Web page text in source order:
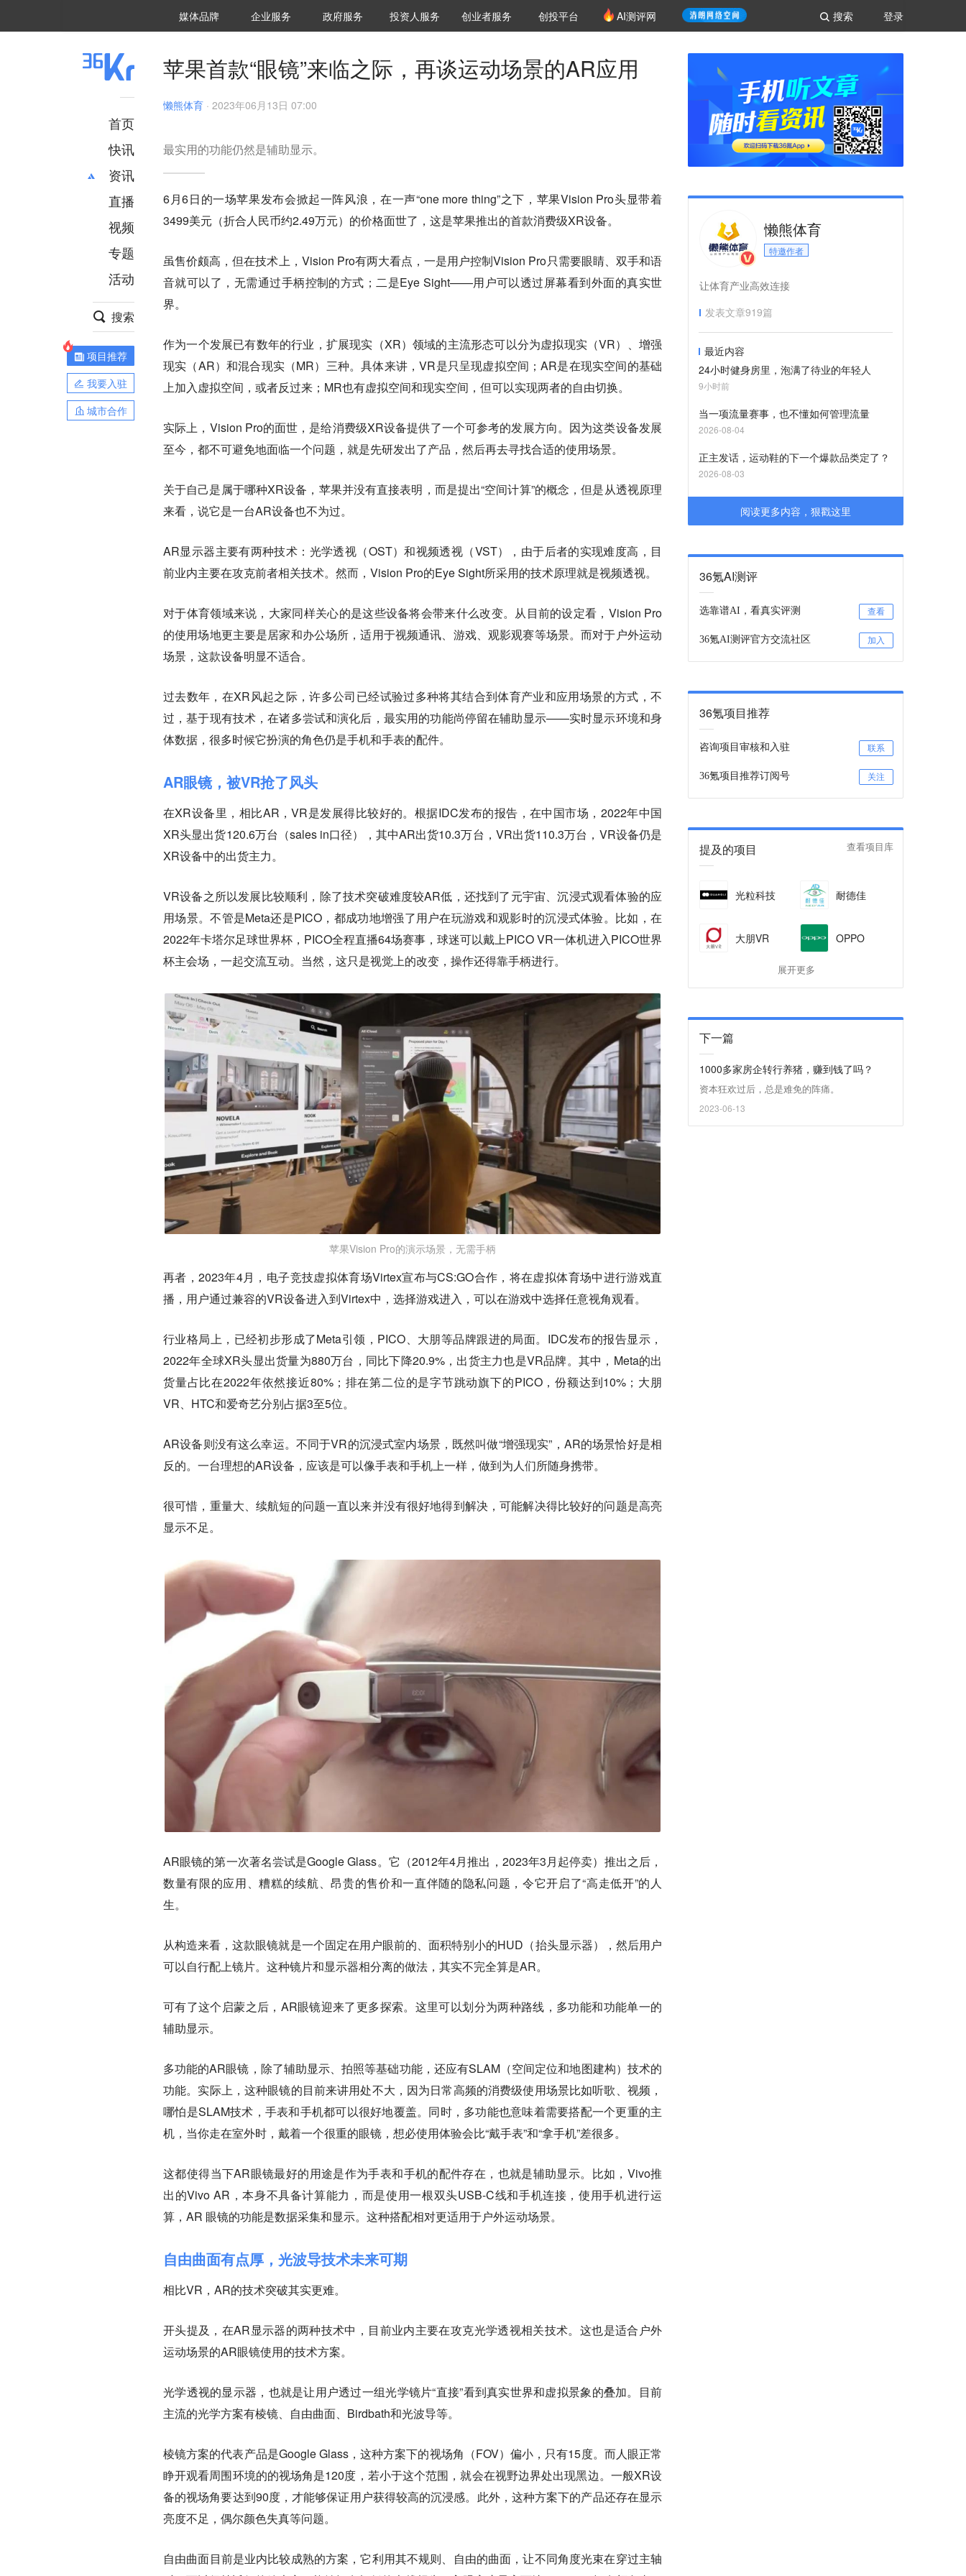
登录
搜索
媒体品牌 36Kr研究院
企业服务 城市之窗
政府服务 VClub投资机构库
投资机构职位推介
投资人服务 创投氪堂
创业者服务 创投平台 AI测评网
首页
快讯
资讯
推荐
财经
项目推荐
安徽
直播
视频
专题
活动
搜索
项目推荐
我要入驻
城市合作
苹果首款“眼镜”来临之际，再谈运动场景的AR应用
懒熊体育 · 2023年06月13日 07:00
最实用的功能仍然是辅助显示。
6月6日的一场苹果发布会掀起一阵风浪，在一声“one more thing”之下，苹果Vision Pro头显带着
3499美元（折合人民币约2.49万元）的价格面世了，这是苹果推出的首款消费级XR设备。
虽售价颇高，但在技术上，Vision Pro有两大看点，一是用户控制Vision Pro只需要眼睛、双手和语
音就可以了，无需通过手柄控制的方式；二是Eye Sight——用户可以透过屏幕看到外面的真实世
界。
作为一个发展已有数年的行业，扩展现实（XR）领域的主流形态可以分为虚拟现实（VR）、增强
现实（AR）和混合现实（MR）三种。具体来讲，VR是只呈现虚拟空间；AR是在现实空间的基础
上加入虚拟空间，或者反过来；MR也有虚拟空间和现实空间，但可以实现两者的自由切换。
实际上，Vision Pro的面世，是给消费级XR设备提供了一个可参考的发展方向。因为这类设备发展
至今，都不可避免地面临一个问题，就是先研发出了产品，然后再去寻找合适的使用场景。
关于自己是属于哪种XR设备，苹果并没有直接表明，而是提出“空间计算”的概念，但是从透视原理
来看，说它是一台AR设备也不为过。
AR显示器主要有两种技术：光学透视（OST）和视频透视（VST），由于后者的实现难度高，目
前业内主要在攻克前者相关技术。然而，Vision Pro的Eye Sight所采用的技术原理就是视频透视。
对于体育领域来说，大家同样关心的是这些设备将会带来什么改变。从目前的设定看，Vision Pro
的使用场地更主要是居家和办公场所，适用于视频通讯、游戏、观影观赛等场景。而对于户外运动
场景，这款设备明显不适合。
过去数年，在XR风起之际，许多公司已经试验过多种将其结合到体育产业和应用场景的方式，不
过，基于现有技术，在诸多尝试和演化后，最实用的功能尚停留在辅助显示——实时显示环境和身
体数据，很多时候它扮演的角色仍是手机和手表的配件。
AR眼镜，被VR抢了风头
在XR设备里，相比AR，VR是发展得比较好的。根据IDC发布的报告，在中国市场，2022年中国
XR头显出货120.6万台（sales in口径），其中AR出货10.3万台，VR出货110.3万台，VR设备仍是
XR设备中的出货主力。
VR设备之所以发展比较顺利，除了技术突破难度较AR低，还找到了元宇宙、沉浸式观看体验的应
用场景。不管是Meta还是PICO，都成功地增强了用户在玩游戏和观影时的沉浸式体验。比如，在
2022年卡塔尔足球世界杯，PICO全程直播64场赛事，球迷可以戴上PICO VR一体机进入PICO世界
杯主会场，一起交流互动。当然，这只是视觉上的改变，操作还得靠手柄进行。
苹果Vision Pro的演示场景，无需手柄
再者，2023年4月，电子竞技虚拟体育场Virtex宣布与CS:GO合作，将在虚拟体育场中进行游戏直
播，用户通过兼容的VR设备进入到Virtex中，选择游戏进入，可以在游戏中选择任意视角观看。
行业格局上，已经初步形成了Meta引领，PICO、大朋等品牌跟进的局面。IDC发布的报告显示，
2022年全球XR头显出货量为880万台，同比下降20.9%，出货主力也是VR品牌。其中，Meta的出
货量占比在2022年依然接近80%；排在第二位的是字节跳动旗下的PICO，份额达到10%；大朋
VR、HTC和爱奇艺分别占据3至5位。
AR设备则没有这么幸运。不同于VR的沉浸式室内场景，既然叫做“增强现实”，AR的场景恰好是相
反的。一台理想的AR设备，应该是可以像手表和手机上一样，做到为人们所随身携带。
很可惜，重量大、续航短的问题一直以来并没有很好地得到解决，可能解决得比较好的问题是高亮
显示不足。
AR眼镜的第一次著名尝试是Google Glass。它（2012年4月推出，2023年3月起停卖）推出之后，
数量有限的应用、糟糕的续航、昂贵的售价和一直伴随的隐私问题，令它开启了“高走低开”的人
生。
从构造来看，这款眼镜就是一个固定在用户眼前的、面积特别小的HUD（抬头显示器），然后用户
可以自行配上镜片。这种镜片和显示器相分离的做法，其实不完全算是AR。
可有了这个启蒙之后，AR眼镜迎来了更多探索。这里可以划分为两种路线，多功能和功能单一的
辅助显示。
多功能的AR眼镜，除了辅助显示、拍照等基础功能，还应有SLAM（空间定位和地图建构）技术的
功能。实际上，这种眼镜的目前来讲用处不大，因为日常高频的消费级使用场景比如听歌、视频，
哪怕是SLAM技术，手表和手机都可以很好地覆盖。同时，多功能也意味着需要搭配一个更重的主
机，当你走在室外时，戴着一个很重的眼镜，想必使用体验会比“戴手表”和“拿手机”差很多。
这都使得当下AR眼镜最好的用途是作为手表和手机的配件存在，也就是辅助显示。比如，Vivo推
出的Vivo AR，本身不具备计算能力，而是使用一根双头USB-C线和手机连接，使用手机进行运
算，AR 眼镜的功能是数据采集和显示。这种搭配相对更适用于户外运动场景。
自由曲面有点厚，光波导技术未来可期
相比VR，AR的技术突破其实更难。
开头提及，在AR显示器的两种技术中，目前业内主要在攻克光学透视相关技术。这也是适合户外
运动场景的AR眼镜使用的技术方案。
光学透视的显示器，也就是让用户透过一组光学镜片“直接”看到真实世界和虚拟景象的叠加。目前
主流的光学方案有棱镜、自由曲面、Birdbath和光波导等。
棱镜方案的代表产品是Google Glass，这种方案下的视场角（FOV）偏小，只有15度。而人眼正常
睁开观看周围环境的的视场角是120度，若小于这个范围，就会在视野边界处出现黑边。一般XR设
备的视场角要达到90度，才能够保证用户获得较高的沉浸感。此外，这种方案下的产品还存在显示
亮度不足，偶尔颜色失真等问题。
自由曲面目前是业内比较成熟的方案，它利用其不规则、自由的曲面，让不同角度光束在穿过主轴
懒熊体育
特邀作者
让体育产业高效连接
发表文章919篇
最近内容
24小时健身房里，泡满了待业的年轻人
9小时前
当一项流量赛事，也不懂如何管理流量
2026-08-04
正主发话，运动鞋的下一个爆款品类定了？
2026-08-03
阅读更多内容，狠戳这里
36氪AI测评
选靠谱AI，看真实评测 查看
36氪AI测评官方交流社区 加入
36氪项目推荐
咨询项目审核和入驻 联系
36氪项目推荐订阅号 关注
提及的项目 查看项目库
光粒科技 耐德佳
大朋VR OPPO
展开更多
下一篇
1000多家房企转行养猪，赚到钱了吗？
资本狂欢过后，总是难免的阵痛。
2023-06-13